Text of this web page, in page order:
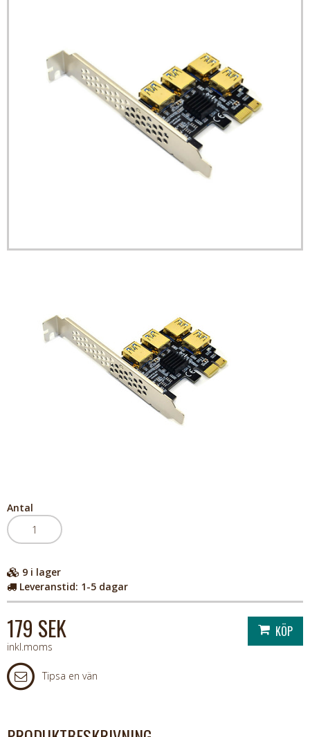
Antal
9 i lager
Leveranstid: 1-5 dagar
179 SEK
inkl.moms
Tipsa en vän